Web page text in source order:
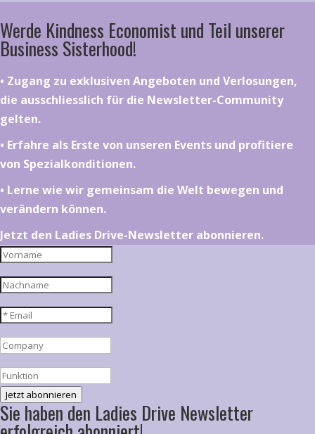
Werde Kindness Economist und Teil unserer
Business Sisterhood!
•⁠ ⁠⁠Zugang zu exklusiven Angeboten und Verlosungen,
die ausschliesslich für die Newsletter-Community
gelten.
•⁠ ⁠⁠Erfahre als Erste von unseren Events und profitiere
von Spezialkonditionen.
•⁠ ⁠⁠Lerne wie wir gemeinsam die Welt bewegen und
verändern können.
Jetzt den Ladies Drive-Newsletter abonnieren.
Jetzt abonnieren
Sie haben den Ladies Drive Newsletter